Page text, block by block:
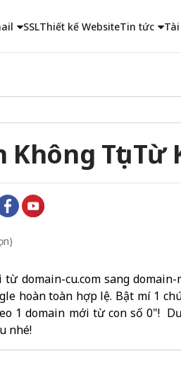
SSLThiết kế WebsiteTin tức
Tụt Từ
domain-cu.com sang domain-
hoàn toàn hợp lệ. Bật mí 1
1 domain mới từ con số 0"!
nhé!